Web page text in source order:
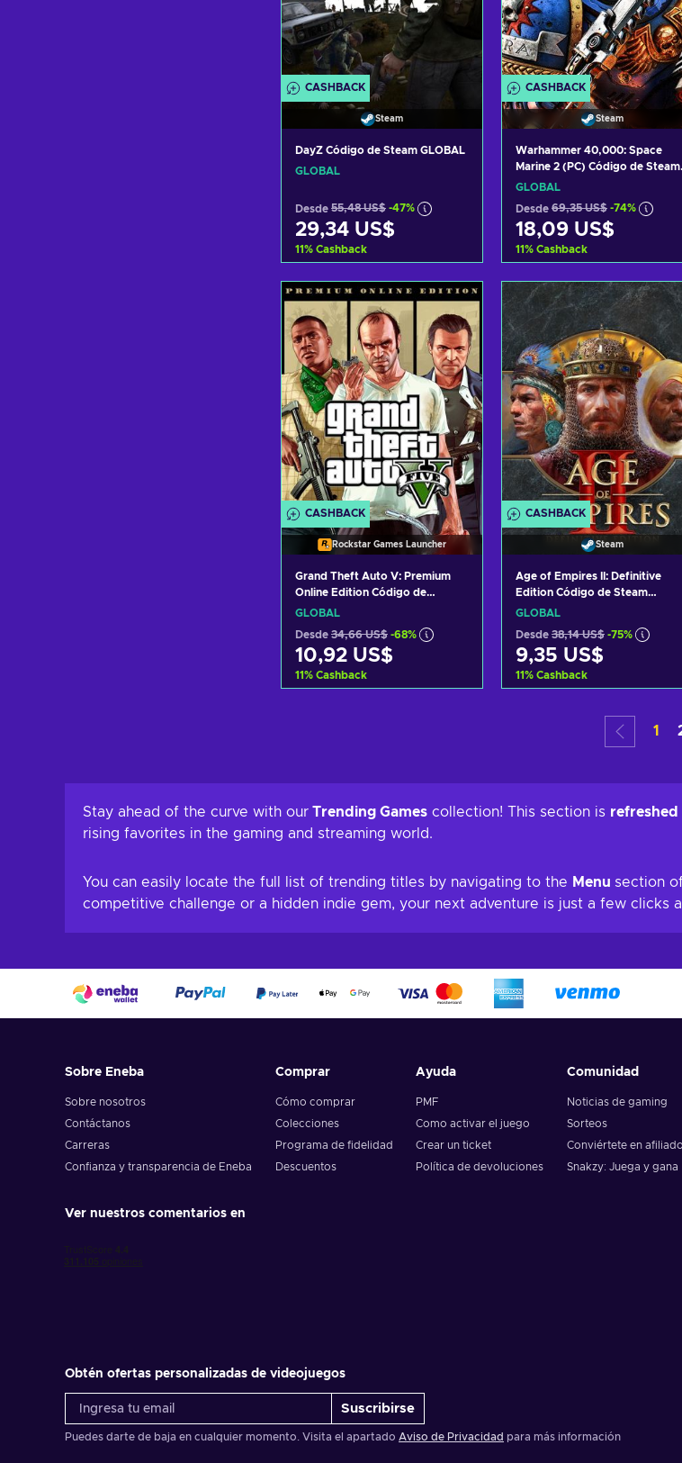
CASHBACK
Steam
DayZ Código de Steam GLOBAL
GLOBAL
Desde 55,48 US$ -47%
29,34 US$
11% Cashback
Añadir al carrito
Ver ofertas
CASHBACK
Steam
Warhammer 40,000: Space
Marine 2 (PC) Código de Steam
GLOBAL
GLOBAL
Desde 69,35 US$ -74%
18,09 US$
11% Cashback
Añadir al carrito
Ver ofertas
CASHBACK
Rockstar Games Launcher
Grand Theft Auto V: Premium
Online Edition Código de
Rockstar Games Launcher
GLOBAL
Desde 34,66 US$ -68%
10,92 US$
11% Cashback
CASHBACK
Steam
Age of Empires II: Definitive
Edition Código de Steam
GLOBAL
GLOBAL
Desde 38,14 US$ -75%
9,35 US$
11% Cashback
Añadir al carrito
Ver ofertas
1
Stay ahead of the curve with our Trending Games collection! This section is refreshed
rising favorites in the gaming and streaming world.
You can easily locate the full list of trending titles by navigating to the Menu section
competitive challenge or a hidden indie gem, your next adventure is just a few clicks
Sobre Eneba
Sobre nosotros
Contáctanos
Carreras
Confianza y transparencia de Eneba
Comprar
Cómo comprar
Colecciones
Programa de fidelidad
Descuentos
Ayuda
PMF
Como activar el juego
Crear un ticket
Política de devoluciones
Comunidad
Noticias de gaming
Sorteos
Conviértete en afiliado
Snakzy: Juega y gana
Ver nuestros comentarios en
Obtén ofertas personalizadas de videojuegos
Suscribirse
Puedes darte de baja en cualquier momento. Visita el apartado Aviso de Privacidad para más información